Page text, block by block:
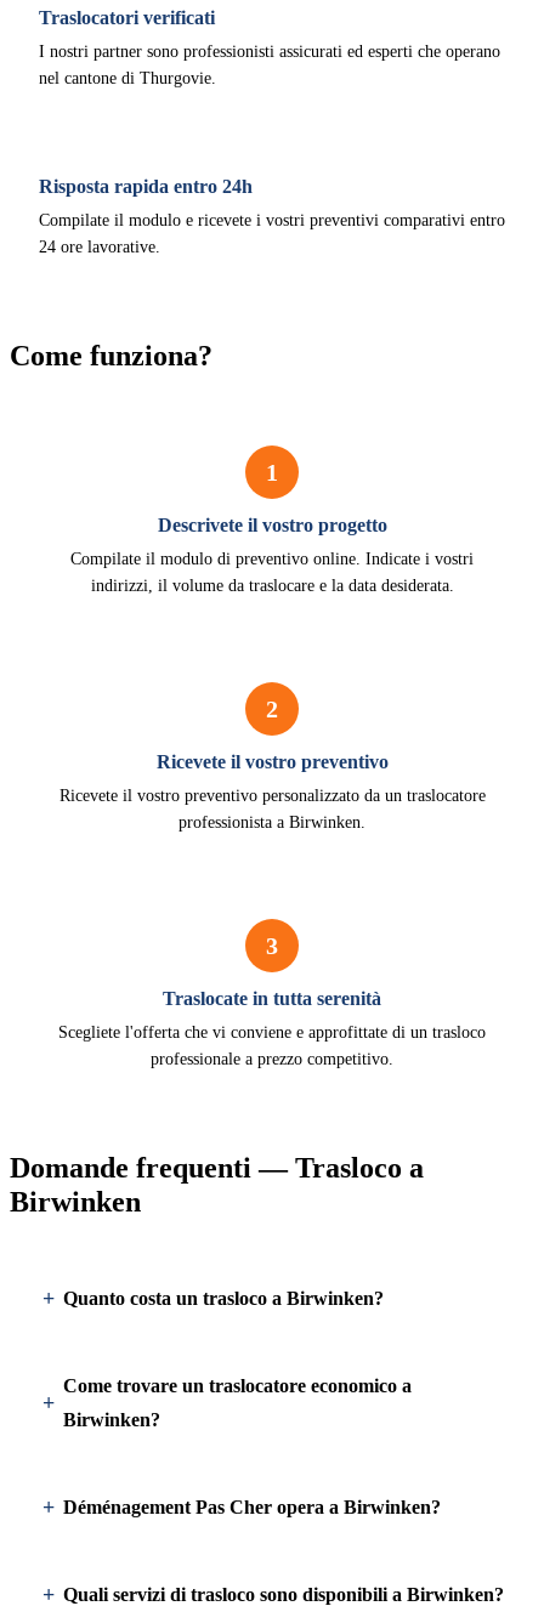
Traslocatori verificati
I nostri partner sono professionisti assicurati ed esperti che operano
nel cantone di Thurgovie.
Risposta rapida entro 24h
Compilate il modulo e ricevete i vostri preventivi comparativi entro
24 ore lavorative.
Come funziona?
1
Descrivete il vostro progetto
Compilate il modulo di preventivo online. Indicate i vostri
indirizzi, il volume da traslocare e la data desiderata.
2
Ricevete il vostro preventivo
Ricevete il vostro preventivo personalizzato da un traslocatore
professionista a Birwinken.
3
Traslocate in tutta serenità
Scegliete l'offerta che vi conviene e approfittate di un trasloco
professionale a prezzo competitivo.
Domande frequenti — Trasloco a
Birwinken
Quanto costa un trasloco a Birwinken?
Come trovare un traslocatore economico a
Birwinken?
Déménagement Pas Cher opera a Birwinken?
Quali servizi di trasloco sono disponibili a Birwinken?